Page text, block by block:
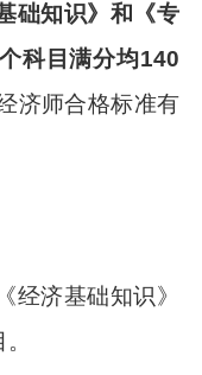
础知识》和《专
科目满分均140
济师合格标准有
经济基础知识》